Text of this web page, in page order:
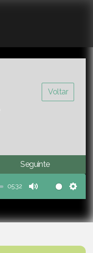
Voltar
Seguinte
05:32
Mute